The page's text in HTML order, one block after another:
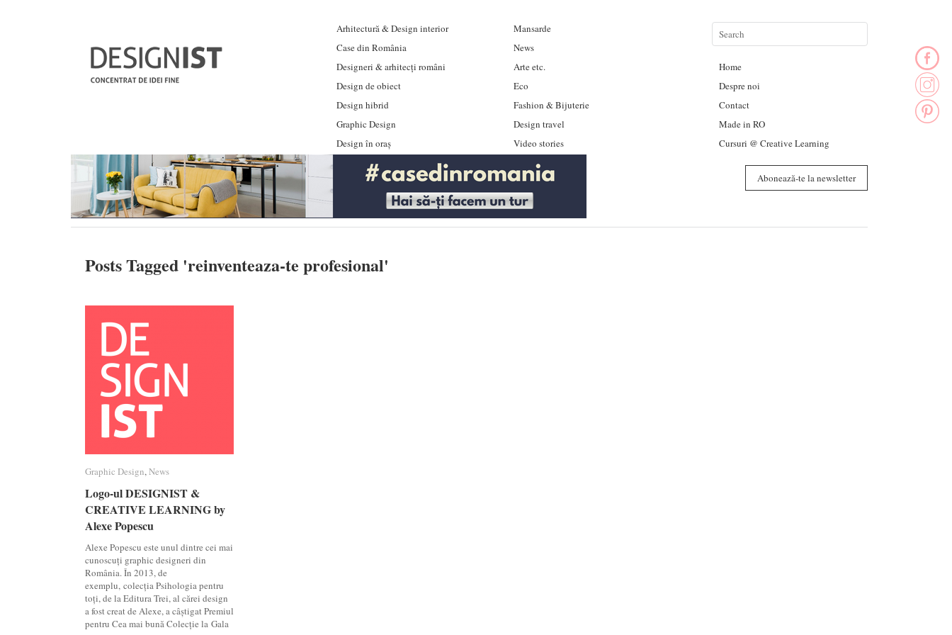
Arhitectură & Design interior
Case din România
Designeri & arhitecți români
Design de obiect
Design hibrid
Graphic Design
Design în oraș
Mansarde
News
Arte etc.
Eco
Fashion & Bijuterie
Design travel
Video stories
Home
Despre noi
Contact
Made in RO
Cursuri @ Creative Learning
Abonează-te la newsletter
Posts Tagged 'reinventeaza-te profesional'
Graphic Design,News
Logo-ul DESIGNIST &
CREATIVE LEARNING by
Alexe Popescu
Alexe Popescu este unul dintre cei mai
cunoscuți graphic designeri din
România. În 2013, de
exemplu, colecția Psihologia pentru
toți, de la Editura Trei, al cărei design
a fost creat de Alexe, a câștigat Premiul
pentru Cea mai bună Colecție la Gala
Graphic Design News
Logo-ul DESIGNIST &
CREATIVE LEARNING by
Alexe Popescu